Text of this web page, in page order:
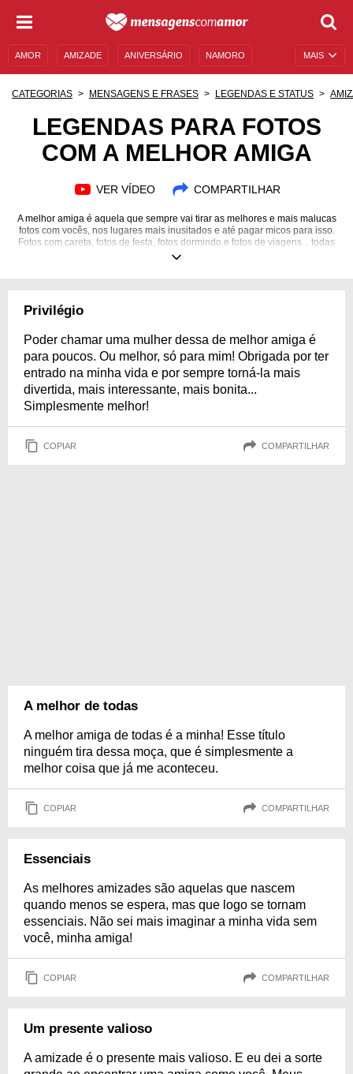
MAIS
AMOR AMIZADE ANIVERSÁRIO NAMORO
MENSAGENS E FRASES MENSAGENS DE ANIVERSÁRIO
CATEGORIAS MENSAGENS E FRASES LEGENDAS E STATUS
LEGENDAS PARA FOTOS
COM A MELHOR AMIGA
VER VÍDEO COMPARTILHAR
A melhor amiga é aquela que sempre vai tirar as melhores e mais malucas
fotos com vocês, nos lugares mais inusitados e até pagar micos para isso.
Fotos com careta, fotos de festa, fotos dormindo e fotos de viagens... todas
essas precisam de legendas incríveis para eternizar
Privilégio
Poder chamar uma mulher dessa de melhor amiga é
para poucos. Ou melhor, só para mim! Obrigada por ter
entrado na minha vida e por sempre torná-la mais
divertida, mais interessante, mais bonita...
Simplesmente melhor!
COPIAR COMPARTILHAR
A melhor de todas
A melhor amiga de todas é a minha! Esse título
ninguém tira dessa moça, que é simplesmente a
melhor coisa que já me aconteceu.
COPIAR COMPARTILHAR
Essenciais
As melhores amizades são aquelas que nascem
quando menos se espera, mas que logo se tornam
essenciais. Não sei mais imaginar a minha vida sem
você, minha amiga!
COPIAR COMPARTILHAR
Um presente valioso
A amizade é o presente mais valioso. E eu dei a sorte